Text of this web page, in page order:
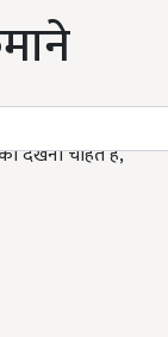
देखना चाहते हैं,